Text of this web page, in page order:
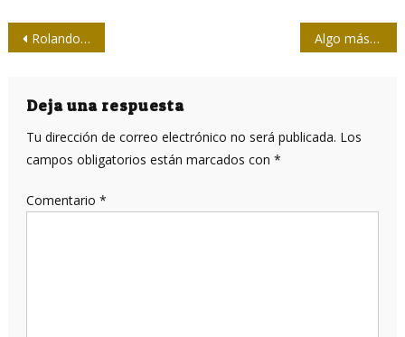
Navegación
entradas
Rolando Pérez Betancourt: “Yo prefiero el riesgo” Algo más sobre la prosperidad en el pensamiento y los actos de José Martí
Deja una respuesta
Tu dirección de correo electrónico no será publicada. Los
campos obligatorios están marcados con *
Comentario *